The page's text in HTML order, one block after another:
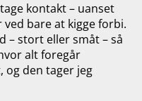
kontakt – uanset
bare at kigge forbi.
– stort eller småt – så
alt foregår
og den tager jeg